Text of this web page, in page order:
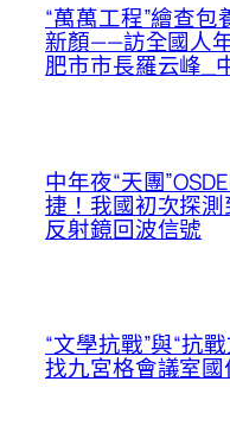
“萬萬工程”繪查
新顏——訪全國人
肥市市長羅云峰_
中年夜“天團
捷！我國初次探
反射鏡回波信號
“文學抗戰”與“抗
找九宮格會議室